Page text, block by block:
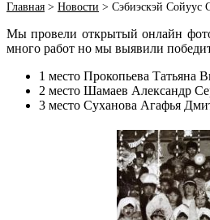
Главная > Новости > Сэбиэскэй Сойуус
Мы провели открытый онлайн
много работ но мы выявили
1 место Прокопьева Татьяна
2 место Шамаев Александр
3 место Суханова Агафья